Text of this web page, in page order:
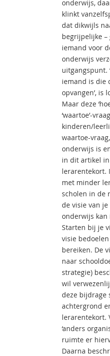
onderwijs,
klinkt
dat dikwijls
begrijpelijke
iemand voor
onderwijs
uitgangspunt.
iemand is die
opvangen’, is
Maar deze
‘waartoe’-
kinderen/
waartoe-
onderwijs is
in dit artikel
lerarentekort.
met minder
scholen in de
de visie van
onderwijs
Starten bij je
visie
bereiken. De
naar
strategie)
wil
deze bijdrage
achtergrond
lerarentekort.
‘anders
ruimte er
Daarna